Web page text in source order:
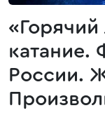
катание.
России.